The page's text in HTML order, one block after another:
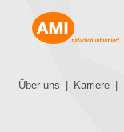
Über uns Karriere